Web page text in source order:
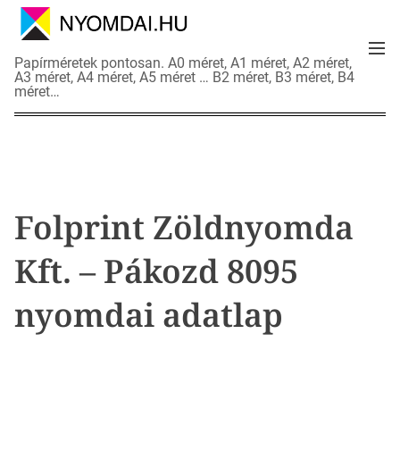
N
y
o
m
a
Papírméretek pontosan. A0 méret, A1 méret, A2 méret,
A3 méret, A4 méret, A5 méret … B2 méret, B3 méret, B4
méret…
M
Folprint Zöldnyomda
Kft. – Pákozd 8095
nyomdai adatlap